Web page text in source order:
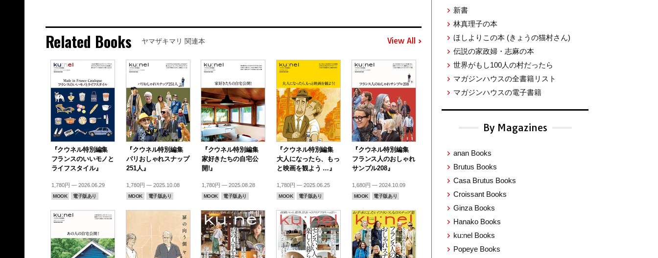
Related Books ヤマザキマリ 関連本 View All
『クウネル特別編集
フランスのいいモノと
ライフスタイル』
1,780円 — 2026.06.29
MOOK 電子版あり
『クウネル特別編集
パリおしゃれスナップ
251人』
1,780円 — 2025.10.08
MOOK 電子版あり
『クウネル特別編集
家好きたちの自宅公
開!』
1,780円 — 2025.08.28
MOOK 電子版あり
『クウネル特別編集
大人になったら、もっ
と映画を観よう …』
1,780円 — 2025.06.25
MOOK 電子版あり
『クウネル特別編集
フランス人のおしゃれ
サンプル208』
1,680円 — 2024.10.09
MOOK 電子版あり
新書
林真理子の本
ほしよりこの本 (きょうの猫村さん)
伝説の家政婦・志麻の本
世界がもし100人の村だったら
マガジンハウスの全書籍リスト
マガジンハウスの電子書籍
By Magazines
anan Books
Brutus Books
Casa Brutus Books
Croissant Books
Ginza Books
Hanako Books
ku:nel Books
Popeye Books